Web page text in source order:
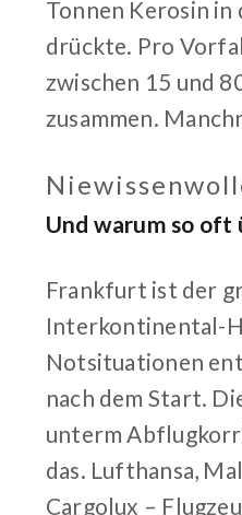
Tonnen Kerosin in
drückte. Pro
zwischen 15 und
zusammen.
Und warum so oft
Frankfurt ist der
Interkontinental-
Notsituationen
nach dem Start.
unterm
das. Lufthansa,
Cargolux –